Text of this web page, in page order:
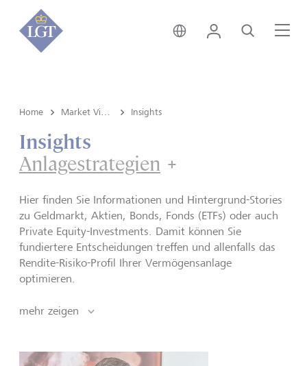
Global • Deutsch
Login Suche
Home Insights
Insights
Anlagestrategien
Hier finden Sie Informationen und Hintergrund-Stories
zu Geldmarkt, Aktien, Bonds, Fonds (ETFs) oder auch
Private Equity-Investments. Damit können Sie
fundiertere Entscheidungen treffen und allenfalls das
Rendite-Risiko-Profil Ihrer Vermögensanlage
optimieren.
mehr zeigen